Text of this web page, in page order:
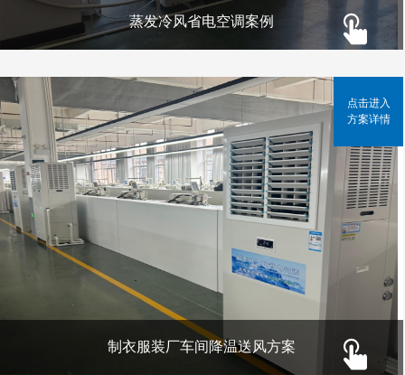
蒸发冷风省电空调案例
制衣服装厂车间降温送风方案
点击进入
方案详情